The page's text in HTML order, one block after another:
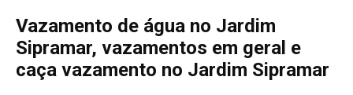
Vazamento de água no Jardim
Sipramar, vazamentos em geral e
caça vazamento no Jardim Sipramar